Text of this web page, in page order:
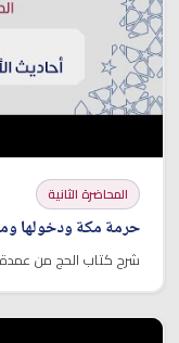
المحاضرة الثانية
حرمة مكة ودخولها
شرح كتاب الحج من عمدة